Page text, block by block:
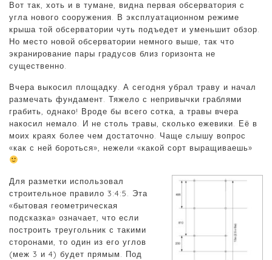
Вот так, хоть и в тумане, видна первая обсерватория с
угла нового сооружения. В эксплуатационном режиме
крыша той обсерватории чуть подъедет и уменьшит обзор.
Но место новой обсерватории немного выше, так что
экранирование пары градусов близ горизонта не
существенно.
Вчера выкосил площадку. А сегодня убрал траву и начал
размечать фундамент. Тяжело с непривычки граблями
грабить, однако! Вроде бы всего сотка, а травы вчера
накосил немало. И не столь травы, сколько ежевики. Её в
моих краях более чем достаточно. Чаще слышу вопрос
«как с ней бороться», нежели «какой сорт выращиваешь»
Для разметки использовал
строительное правило 3:4:5. Эта
«бытовая геометрическая
подсказка» означает, что если
построить треугольник с такими
сторонами, то один из его углов
(меж 3 и 4) будет прямым. Под